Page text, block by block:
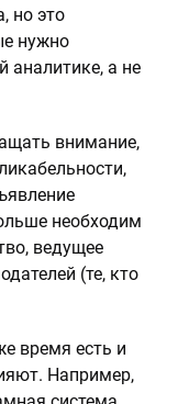
но это
нужно
аналитике, а не
внимание,
необходим
ведущее
(те, кто
время есть и
Например,